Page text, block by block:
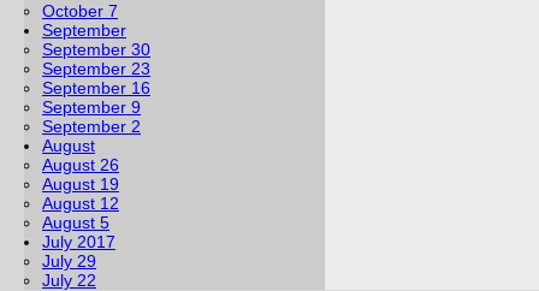
October 7
September
September 30
September 23
September 16
September 9
September 2
August
August 26
August 19
August 12
August 5
July 2017
July 29
July 22